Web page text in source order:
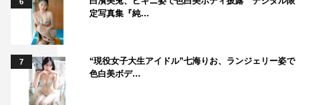
定写真集『純…
7
“現役女子大生アイドル”七海りお、ランジェリー姿で
色白美ボデ…